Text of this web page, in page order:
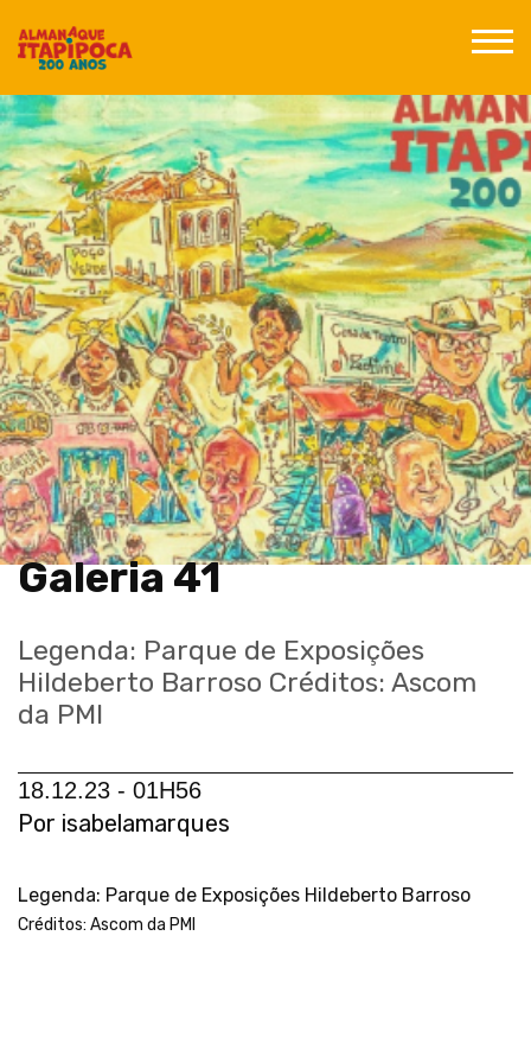
Posts
Galeria 41
Legenda: Parque de Exposições
Hildeberto Barroso Créditos: Ascom
da PMI
18.12.23 - 01H56
Por isabelamarques
Legenda: Parque de Exposições Hildeberto Barroso
Créditos: Ascom da PMI